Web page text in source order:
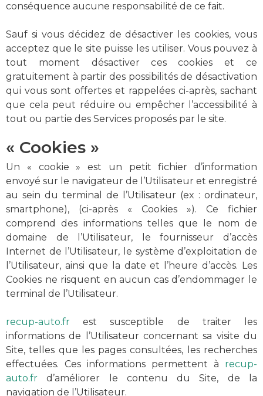
conséquence aucune responsabilité de ce fait.
Sauf si vous décidez de désactiver les cookies, vous
acceptez que le site puisse les utiliser. Vous pouvez à
tout moment désactiver ces cookies et ce
gratuitement à partir des possibilités de désactivation
qui vous sont offertes et rappelées ci-après, sachant
que cela peut réduire ou empêcher l’accessibilité à
tout ou partie des Services proposés par le site.
« Cookies »
Un « cookie » est un petit fichier d’information
envoyé sur le navigateur de l’Utilisateur et enregistré
au sein du terminal de l’Utilisateur (ex : ordinateur,
smartphone), (ci-après « Cookies »). Ce fichier
comprend des informations telles que le nom de
domaine de l’Utilisateur, le fournisseur d’accès
Internet de l’Utilisateur, le système d’exploitation de
l’Utilisateur, ainsi que la date et l’heure d’accès. Les
Cookies ne risquent en aucun cas d’endommager le
terminal de l’Utilisateur.
recup-auto.fr est susceptible de traiter les
informations de l’Utilisateur concernant sa visite du
Site, telles que les pages consultées, les recherches
effectuées. Ces informations permettent à recup-
auto.fr d’améliorer le contenu du Site, de la
navigation de l’Utilisateur.